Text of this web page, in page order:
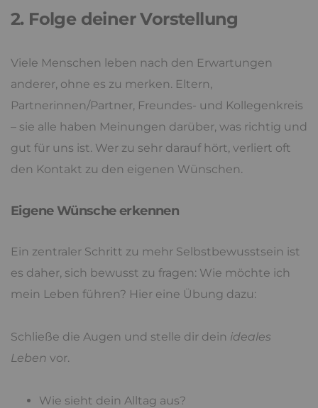
2. Folge deiner Vorstellung
Viele Menschen leben nach den Erwartungen
anderer, ohne es zu merken. Eltern,
Partnerinnen/Partner, Freundes- und Kollegenkreis
– sie alle haben Meinungen darüber, was richtig und
gut für uns ist. Wer zu sehr darauf hört, verliert oft
den Kontakt zu den eigenen Wünschen.
Eigene Wünsche erkennen
Ein zentraler Schritt zu mehr Selbstbewusstsein ist
es daher, sich bewusst zu fragen: Wie möchte ich
mein Leben führen? Hier eine Übung dazu:
Schließe die Augen und stelle dir dein ideales
Leben vor.
Wie sieht dein Alltag aus?